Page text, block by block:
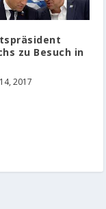
zu Besuch in
2017